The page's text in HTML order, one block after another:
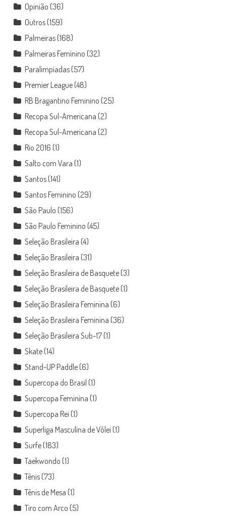
Opinião (36)
Outros(159)
Palmeiras(168)
Palmeiras Feminino (32)
Paralimpíadas(57)
Premier League(48)
RB Bragantino Feminino (25)
Recopa Sul-Americana (2)
Recopa Sul-Americana (2)
Rio 2016 (1)
Salto com Vara (1)
Santos(141)
Santos Feminino (29)
São Paulo (156)
São Paulo Feminino (45)
Seleção Brasileira (4)
Seleção Brasileira (31)
Seleção Brasileira de Basquete(3)
Seleção Brasileira de Basquete(1)
Seleção Brasileira Feminina (6)
Seleção Brasileira Feminina (36)
Seleção Brasileira Sub-17(1)
Skate(14)
Stand-UP Paddle(6)
Supercopa do Brasil (1)
Supercopa Feminina (1)
Supercopa Rei (1)
Superliga Masculina de Vôlei (1)
Surfe(183)
Taekwondo (1)
Tênis(73)
Tênis de Mesa (1)
Tiro com Arco (5)